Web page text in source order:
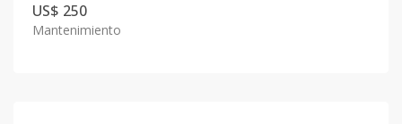
US$ 250
Mantenimiento